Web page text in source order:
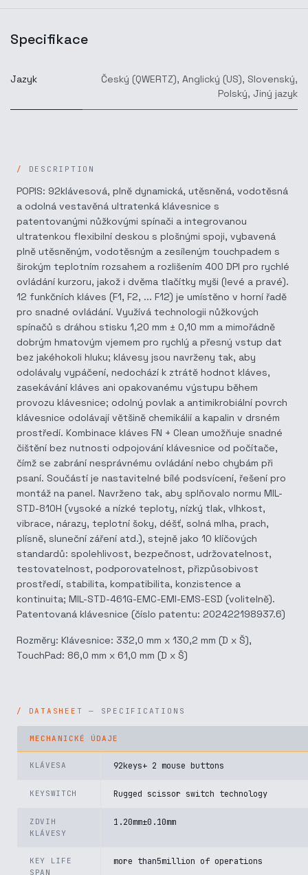
Specifikace
Jazyk Český (QWERTZ), Anglický (US), Slovenský,
Polský, Jiný jazyk
DESCRIPTION
POPIS: 92klávesová, plně dynamická, utěsněná, vodotěsná
a odolná vestavěná ultratenká klávesnice s
patentovanými nůžkovými spínači a integrovanou
ultratenkou flexibilní deskou s plošnými spoji, vybavená
plně utěsněným, vodotěsným a zesíleným touchpadem s
širokým teplotním rozsahem a rozlišením 400 DPI pro rychlé
ovládání kurzoru, jakož i dvěma tlačítky myši (levé a pravé).
12 funkčních kláves (F1, F2, ... F12) je umístěno v horní řadě
pro snadné ovládání. Využívá technologii nůžkových
spínačů s dráhou stisku 1,20 mm ± 0,10 mm a mimořádně
dobrým hmatovým vjemem pro rychlý a přesný vstup dat
bez jakéhokoli hluku; klávesy jsou navrženy tak, aby
odolávaly vypáčení, nedochází k ztrátě hodnot kláves,
zasekávání kláves ani opakovanému výstupu během
provozu klávesnice; odolný povlak a antimikrobiální povrch
klávesnice odolávají většině chemikálií a kapalin v drsném
prostředí. Kombinace kláves FN + Clean umožňuje snadné
čištění bez nutnosti odpojování klávesnice od počítače,
čímž se zabrání nesprávnému ovládání nebo chybám při
psaní. Součástí je nastavitelné bílé podsvícení, řešení pro
montáž na panel. Navrženo tak, aby splňovalo normu MIL-
STD-810H (vysoké a nízké teploty, nízký tlak, vlhkost,
vibrace, nárazy, teplotní šoky, déšť, solná mlha, prach,
plísně, sluneční záření atd.), stejně jako 10 klíčových
standardů: spolehlivost, bezpečnost, udržovatelnost,
testovatelnost, podporovatelnost, přizpůsobivost
prostředí, stabilita, kompatibilita, konzistence a
kontinuita; MIL-STD-461G-EMC-EMI-EMS-ESD (volitelně).
Patentovaná klávesnice (číslo patentu: 202422198937.6)
Rozměry: Klávesnice: 332,0 mm x 130,2 mm (D x Š),
TouchPad: 86,0 mm x 61,0 mm (D x Š)
SPECIFICATIONS
MECHANICKÉ ÚDAJE
KLÁVESA 92keys+ 2 mouse buttons
KEYSWITCH Rugged scissor switch technology
ZDVIH
KLÁVESY
1.20mm±0.10mm
KEY LIFE
SPAN
more than5million of operations